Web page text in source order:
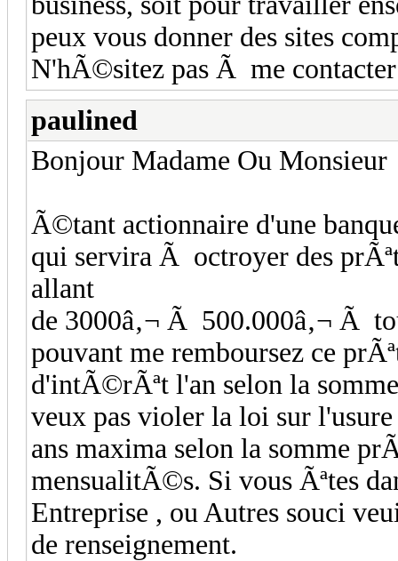
peux vous donner des sites
N'hÃ©sitez pas Ã me
paulined
Bonjour Madame Ou Monsieur
Ã©tant actionnaire d'une
qui servira Ã octroyer des
allant
de 3000â‚¬ Ã 500.000â‚¬ Ã
pouvant me remboursez ce
d'intÃ©rÃªt l'an selon la
veux pas violer la loi sur
ans maxima selon la somme
mensualitÃ©s. Si vous Ãªtes
Entreprise , ou Autres souci
de renseignement.